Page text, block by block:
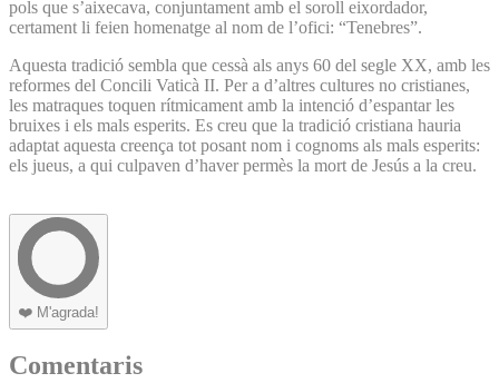
pols que s’aixecava, conjuntament amb el soroll eixordador,
certament li feien homenatge al nom de l’ofici: “Tenebres”.
Aquesta tradició sembla que cessà als anys 60 del segle XX, amb les
reformes del Concili Vaticà II. Per a d’altres cultures no cristianes,
les matraques toquen rítmicament amb la intenció d’espantar les
bruixes i els mals esperits. Es creu que la tradició cristiana hauria
adaptat aquesta creença tot posant nom i cognoms als mals esperits:
els jueus, a qui culpaven d’haver permès la mort de Jesús a la creu.
❤️ M'agrada!
Comentaris